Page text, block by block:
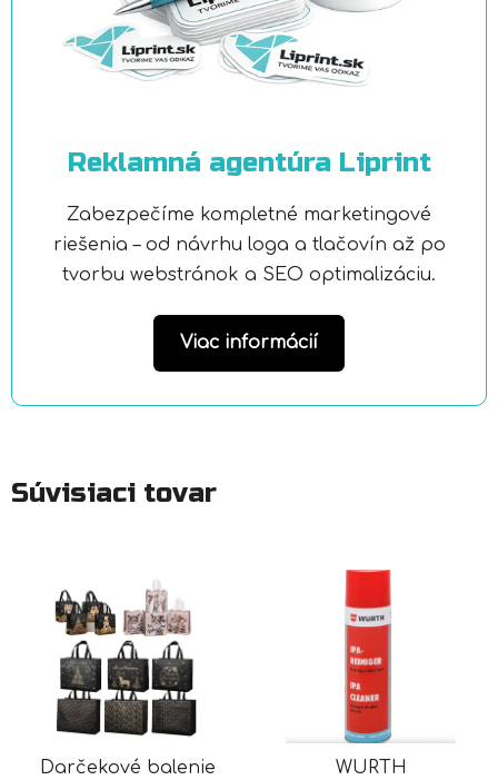
Reklamná agentúra Liprint
Zabezpečíme kompletné marketingové
riešenia – od návrhu loga a tlačovín až po
tvorbu webstránok a SEO optimalizáciu.
Viac informácií
Súvisiaci tovar
Darčekové balenie
WURTH